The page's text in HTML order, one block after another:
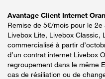
Avantage Client Internet
Remise de 5€/mois pour le
Livebox Lite, Livebox Classic,
commercialisé à partir
d’un contrat internet Livebox
regroupement dans le même
cas de résiliation ou de